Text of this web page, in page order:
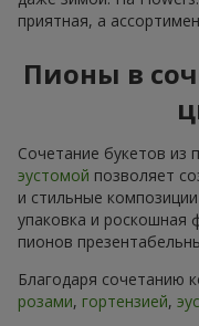
приятная, а
Пионы в
Сочетание букетов из
эустомой позволяет
и стильные
упаковка и роскошная
пионов
Благодаря сочетанию
розами, гортензией,